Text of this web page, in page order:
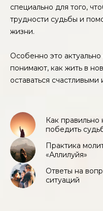
специально для того,
трудности судьбы и
жизни.
Особенно это
понимают, как жить в
оставаться
Как правильно
победить
Практика
«Аллилуйя»
Ответы на
ситуаций